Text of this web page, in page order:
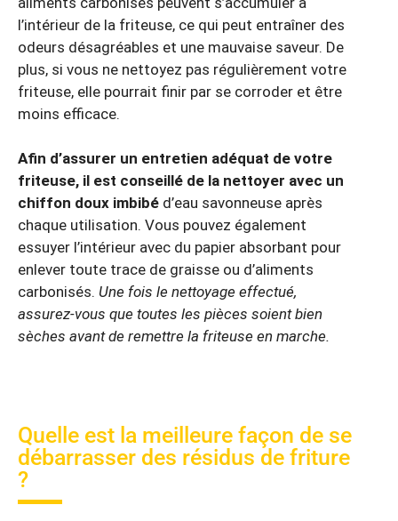
l’intérieur de la friteuse, ce qui peut entraîner des
odeurs désagréables et une mauvaise saveur. De
plus, si vous ne nettoyez pas régulièrement votre
friteuse, elle pourrait finir par se corroder et être
moins efficace.
Afin d’assurer un entretien adéquat de votre
friteuse, il est conseillé de la nettoyer avec un
chiffon doux imbibé d’eau savonneuse après
chaque utilisation. Vous pouvez également
essuyer l’intérieur avec du papier absorbant pour
enlever toute trace de graisse ou d’aliments
carbonisés. Une fois le nettoyage effectué,
assurez-vous que toutes les pièces soient bien
sèches avant de remettre la friteuse en marche.
Quelle est la meilleure façon de se
débarrasser des résidus de friture
?